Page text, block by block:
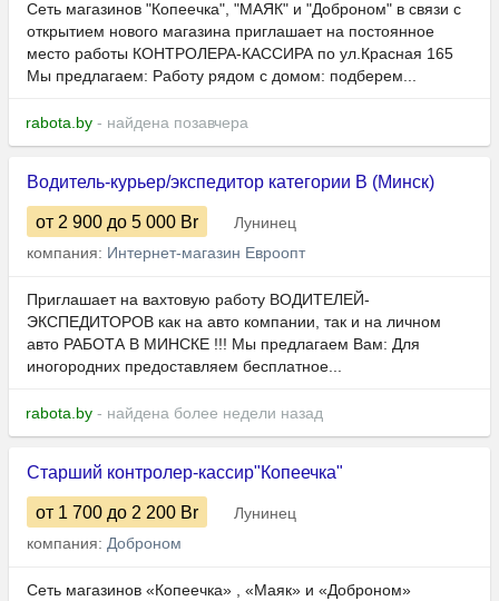
Сеть магазинов "Копеечка", "МАЯК" и "Доброном" в связи с
открытием нового магазина приглашает на постоянное
место работы КОНТРОЛЕРА-КАССИРА по ул.Красная 165
Мы предлагаем: Работу рядом с домом: подберем...
rabota.by - найдена позавчера
Водитель-курьер/экспедитор категории В (Минск)
от 2 900 до 5 000 Br
Лунинец
компания: Интернет-магазин Евроопт
Приглашает на вахтовую работу ВОДИТЕЛЕЙ-
ЭКСПЕДИТОРОВ как на авто компании, так и на личном
авто РАБОТА В МИНСКЕ !!! Мы предлагаем Вам: Для
иногородних предоставляем бесплатное...
rabota.by - найдена более недели назад
Старший контролер-кассир"Копеечка"
от 1 700 до 2 200 Br
Лунинец
компания: Доброном
Сеть магазинов «Копеечка» , «Маяк» и «Доброном»